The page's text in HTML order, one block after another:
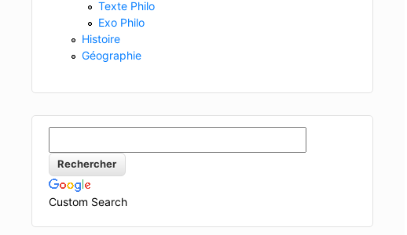
Texte Philo
Exo Philo
Histoire
Géographie
Custom Search